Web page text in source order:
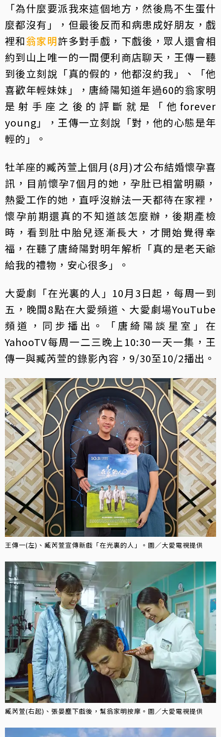
「為什麼要派我來這個地方，然後鳥不生蛋什
麼都沒有」，但最後反而和病患成好朋友，戲
裡和翁家明許多對手戲，下戲後，眾人還會相
約到山上唯一的一間便利商店聊天，王傳一聽
到後立刻說「真的假的，他都沒約我」、「他
喜歡年輕妹妹」，唐綺陽知道年過60的翁家明
是射手座之後的評斷就是「他forever
young」，王傳一立刻說「對，他的心態是年
輕的」。
牡羊座的臧芮萱上個月(8月)才公布結婚懷孕喜
訊，目前懷孕7個月的她，孕肚已相當明顯，
熱愛工作的她，直呼沒辦法一天都待在家裡，
懷孕前期還真的不知道該怎麼辦，後期產檢
時，看到肚中胎兒逐漸長大，才開始覺得幸
福，在聽了唐綺陽對明年解析「真的是老天爺
給我的禮物，安心很多」。
大愛劇「在光裏的人」10月3日起，每周一到
五，晚間8點在大愛頻道、大愛劇場YouTube
頻道，同步播出。「唐綺陽談星室」在
YahooTV每周一二三晚上10:30一天一集，王
傳一與臧芮萱的錄影內容，9/30至10/2播出。
王傳一(左)、臧芮萱宣傳新戲「在光裏的人」。圖／大愛電視提供
臧芮萱(右起)、張晏塵下戲後，幫翁家明按摩。圖／大愛電視提供